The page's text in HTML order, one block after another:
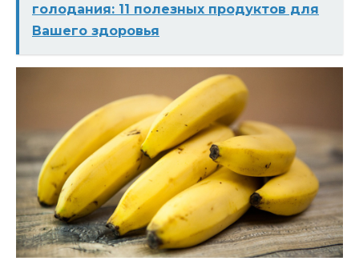
голодания: 11 полезных продуктов для
Вашего здоровья